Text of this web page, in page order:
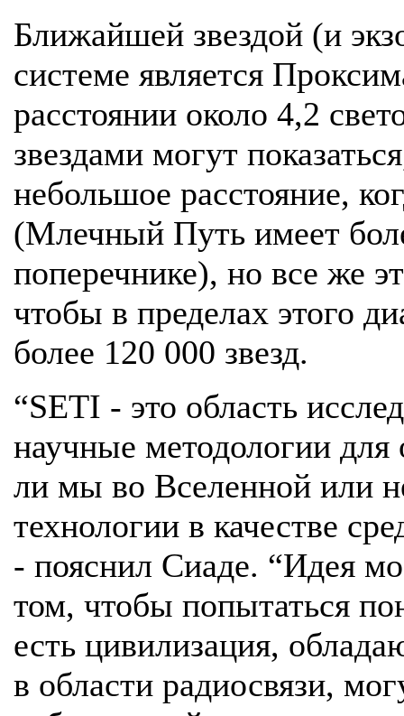
Ближайшей звездой (и
системе является
расстоянии около 4,2
звездами могут
небольшое расстояние,
(Млечный Путь имеет
поперечнике), но все же
чтобы в пределах этого
более 120 000 звезд.
“SETI - это область
научные методологии
ли мы во Вселенной или
технологии в качестве
- пояснил Сиаде. “Идея
том, чтобы попытаться
есть цивилизация,
в области радиосвязи,